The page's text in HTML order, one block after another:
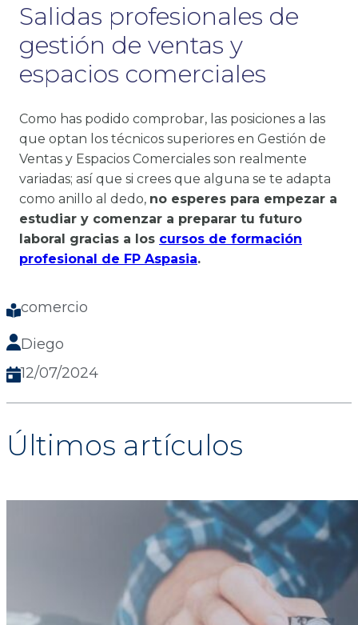
Salidas profesionales de
gestión de ventas y
espacios comerciales
Como has podido comprobar, las posiciones a las
que optan los técnicos superiores en Gestión de
Ventas y Espacios Comerciales son realmente
variadas; así que si crees que alguna se te adapta
como anillo al dedo, no esperes para empezar a
estudiar y comenzar a preparar tu futuro
laboral gracias a los cursos de formación
profesional de FP Aspasia.
comercio
Diego
12/07/2024
Últimos artículos